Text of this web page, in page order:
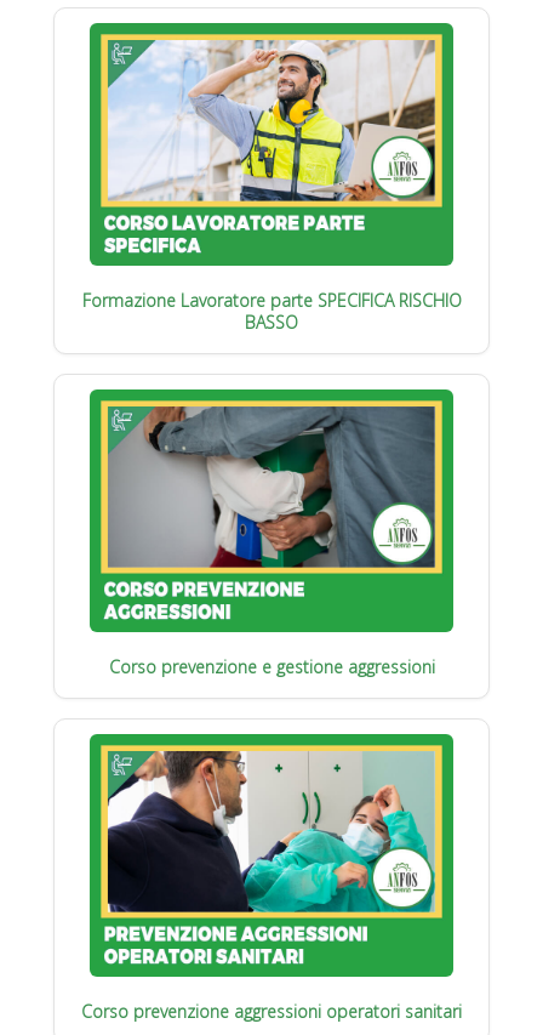
Formazione Lavoratore parte SPECIFICA RISCHIO
BASSO
Corso prevenzione e gestione aggressioni
Corso prevenzione aggressioni operatori sanitari